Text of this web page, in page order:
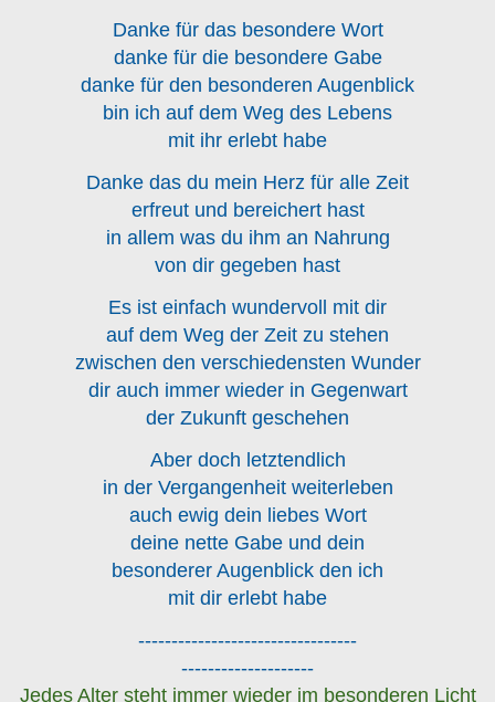
Danke für das besondere Wort
danke für die besondere Gabe
danke für den besonderen Augenblick
bin ich auf dem Weg des Lebens
mit ihr erlebt habe
Danke das du mein Herz für alle Zeit
erfreut und bereichert hast
in allem was du ihm an Nahrung
von dir gegeben hast
Es ist einfach wundervoll mit dir
auf dem Weg der Zeit zu stehen
zwischen den verschiedensten Wunder
dir auch immer wieder in Gegenwart
der Zukunft geschehen
Aber doch letztendlich
in der Vergangenheit weiterleben
auch ewig dein liebes Wort
deine nette Gabe und dein
besonderer Augenblick den ich
mit dir erlebt habe
---------------------------------
--------------------
Jedes Alter steht immer wieder im besonderen Licht